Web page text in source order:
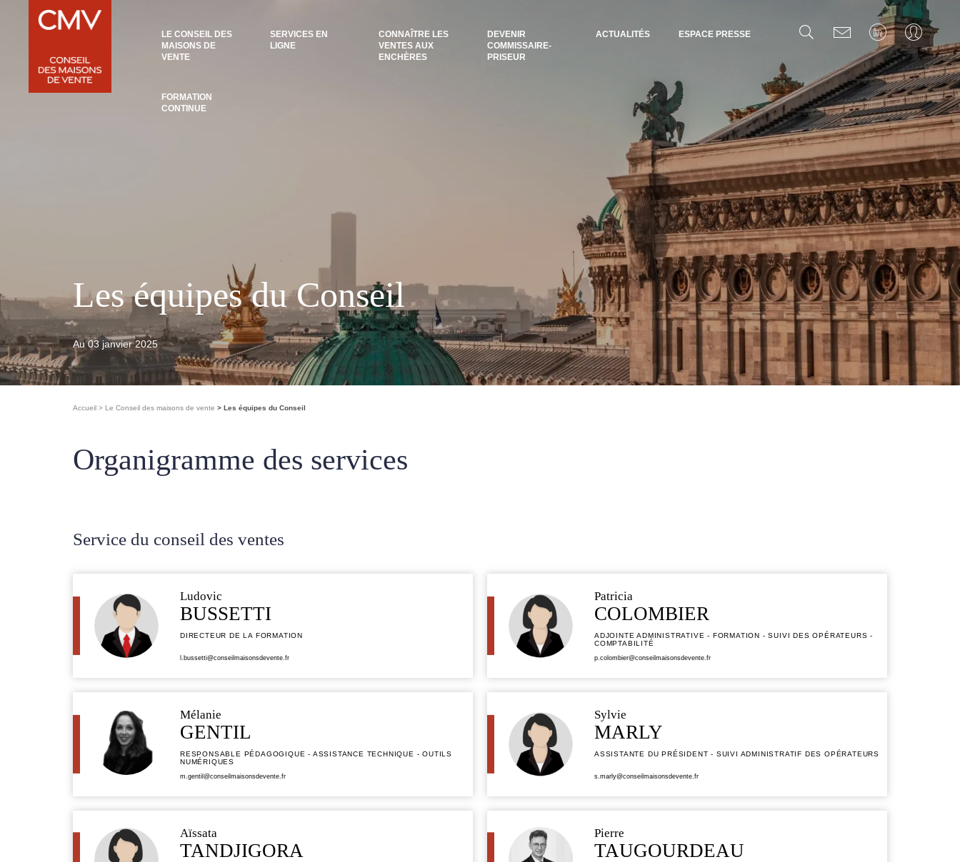
LE CONSEIL DES
MAISONS DE
VENTE
SERVICES EN
LIGNE
CONNAÎTRE LES
VENTES AUX
ENCHÈRES
DEVENIR
COMMISSAIRE-
PRISEUR
ACTUALITÉS ESPACE PRESSE
FORMATION
CONTINUE
Les équipes du Conseil
Au 03 janvier 2025
Accueil Le Conseil des maisons de vente Les équipes du Conseil
Organigramme des services
Service du conseil des ventes
Ludovic
BUSSETTI
DIRECTEUR DE LA FORMATION
l.bussetti@conseilmaisonsdevente.fr
Patricia
COLOMBIER
ADJOINTE ADMINISTRATIVE - FORMATION - SUIVI DES OPÉRATEURS -
COMPTABILITÉ
p.colombier@conseilmaisonsdevente.fr
Mélanie
GENTIL
RESPONSABLE PÉDAGOGIQUE - ASSISTANCE TECHNIQUE - OUTILS
NUMÉRIQUES
m.gentil@conseilmaisonsdevente.fr
Sylvie
MARLY
ASSISTANTE DU PRÉSIDENT - SUIVI ADMINISTRATIF DES OPÉRATEURS
s.marly@conseilmaisonsdevente.fr
Aïssata
TANDJIGORA
Pierre
TAUGOURDEAU